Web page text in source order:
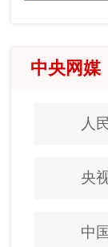
中央网媒
人
央
中